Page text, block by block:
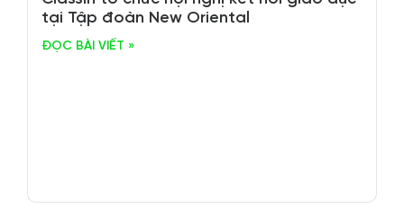
tại Tập đoàn New Oriental
ĐỌC BÀI VIẾT »